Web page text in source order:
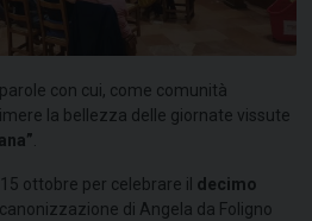
con cui, come comunità
la bellezza delle giornate vissute
.
ottobre per celebrare il decimo
di Angela da Foligno